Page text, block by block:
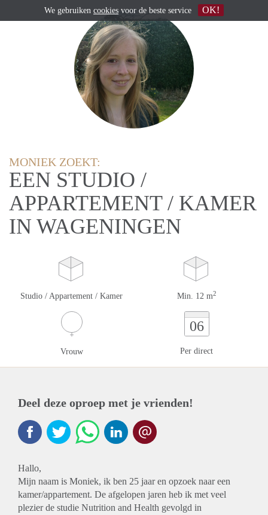
MONIEK ZOEKT:
EEN STUDIO /
APPARTEMENT / KAMER
IN WAGENINGEN
Studio / Appartement / Kamer Min. 12 m2
Vrouw
06
Per direct
Deel deze oproep met je vrienden!
Hallo,
Mijn naam is Moniek, ik ben 25 jaar en opzoek naar een
kamer/appartement. De afgelopen jaren heb ik met veel
plezier de studie Nutrition and Health gevolgd in
We gebruiken cookies voor de beste service OK!